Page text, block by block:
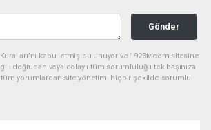
Gönder
kabul etmiş bulunuyor ve 1923tv.com sitesine
doğrudan veya dolaylı tüm sorumluluğu tek başınıza
tüm yorumlardan site yönetimi hiçbir şekilde sorumlu